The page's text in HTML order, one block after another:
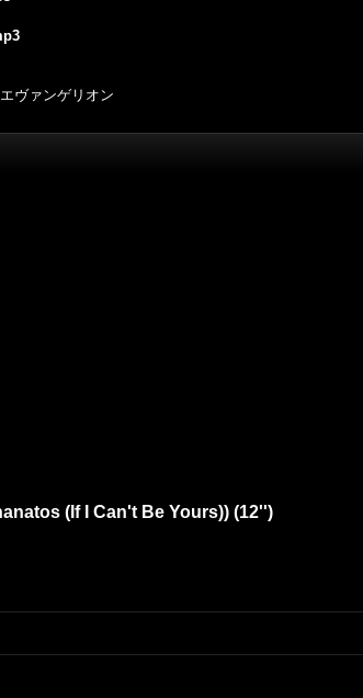
ヴァンゲリオン
(If I Can't Be Yours)) (12'')